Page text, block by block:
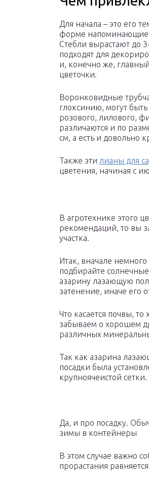
Для начала – это его
форме напоминающие
Стебли вырастают до
подходят для
и, конечно же,
цветочки.
Воронковидные
глоксинию, могут
розового, лилового,
различаются и по
см, а есть и довольно
Также эти лианы для
цветения, начиная с
В агротехнике этого
рекомендаций, то вы
участка.
Итак, вначале
подбирайте
азарину лазающую
затенение, иначе его
Что касается почвы,
забываем о хорошем
различных
Так как азарина
посадки была
крупноячеистой сетки.
Да, и про посадку.
зимы в контейнеры
В этом случае важно
прорастания